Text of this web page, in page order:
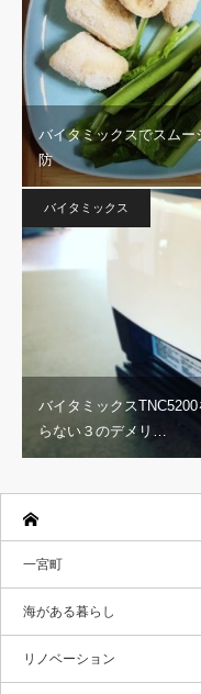
バイタミックスでスム
防
バイタミックス
バイタミックス
らない３のデメリ…
一宮町
海がある暮らし
リノベーション